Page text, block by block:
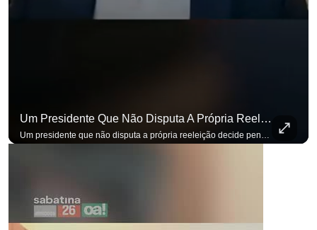
Um Presidente Que Não Disputa A Própria Reeleição Decide Pensando Em Quem Vem Depois.
Um presidente que não disputa a própria reeleição decide pensando em quem vem depois. Foi assim que Flávio Bolsonaro defendeu a PEC do fim da reeleição, primeira das medidas que citou para o ambiente de negócios. Se você busca informação com credibilidade, inscreva-se agora e ative o